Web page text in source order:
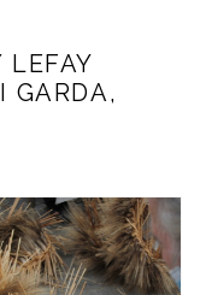
GARDA,